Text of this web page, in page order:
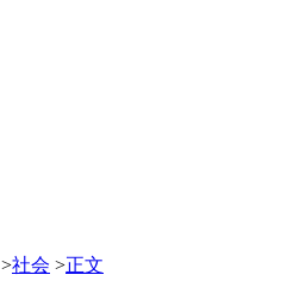
>社会 >正文